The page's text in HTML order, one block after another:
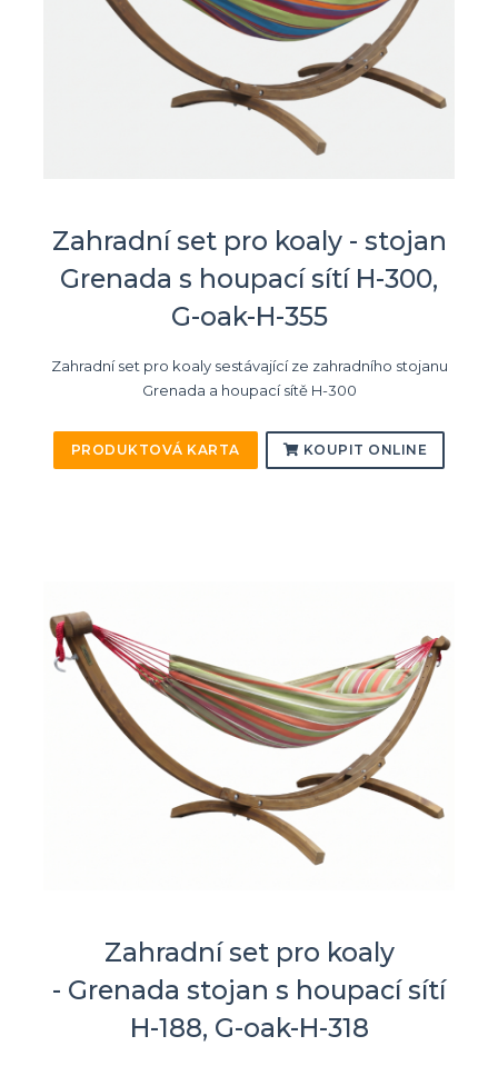
Zahradní set pro koaly - stojan
Grenada s houpací sítí H-300,
G-oak-H-355
Zahradní set pro koaly sestávající ze zahradního stojanu
Grenada a houpací sítě H-300
PRODUKTOVÁ KARTA KOUPIT ONLINE
Zahradní set pro koaly
- Grenada stojan s houpací sítí
H-188, G-oak-H-318